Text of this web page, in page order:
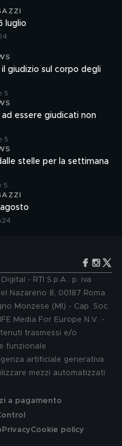
luglio
il giudizio sul corpo degli
5
ad essere giudicati non
5
stelle per la settimana
5
- RTI S.p.A.: p. iva
Nazareno 8, 00187 Roma.
Monzese (MI) - Cap. Soc.
Media For Europe N.V. -
trasmessi e/o
funzionale
artificiale generativa.
mezzi automatizzati
a pagamento
PrivacyCookie policy